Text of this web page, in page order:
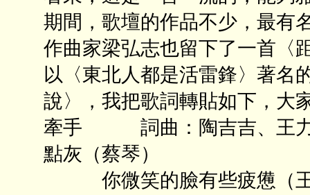
期間，歌壇的作品不少，最有
作曲家梁弘志也留下了一首〈
以〈東北人都是活雷鋒〉著名
說〉，我把歌詞轉貼如下
牽手 詞曲：陶吉吉、王
點灰（蔡琴）
你微笑的臉有些疲憊（王